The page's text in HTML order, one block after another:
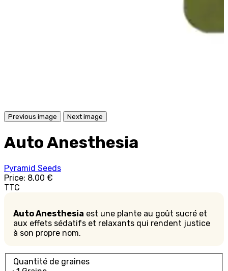
Previous image Next image
Auto Anesthesia
Pyramid Seeds
Price: 8,00 €
TTC
Auto Anesthesia est une plante au goût sucré et
aux effets sédatifs et relaxants qui rendent justice
à son propre nom.
Quantité de graines